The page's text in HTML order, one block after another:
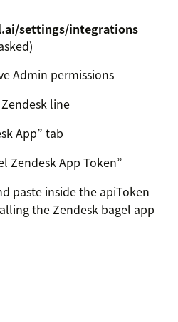
settings/integrations
Admin permissions
line
App” tab
Zendesk App Token”
paste inside the apiToken
the Zendesk bagel app